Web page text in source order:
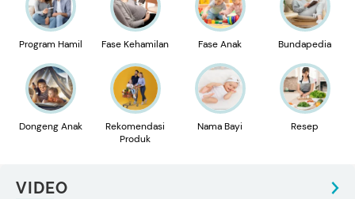
Program Hamil Fase Kehamilan Fase Anak Bundapedia
Dongeng Anak
Rekomendasi
Produk
Nama Bayi Resep
VIDEO